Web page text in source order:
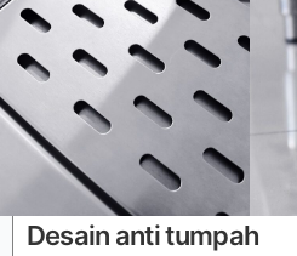
Desain anti tumpah